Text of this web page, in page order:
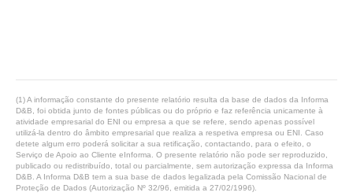
(1) A informação constante do presente relatório resulta da base de dados da Informa
D&B, foi obtida junto de fontes públicas ou do próprio e faz referência unicamente à
atividade empresarial do ENI ou empresa a que se refere, sendo apenas possível
utilizá-la dentro do âmbito empresarial que realiza a respetiva empresa ou ENI. Caso
detete algum erro poderá solicitar a sua retificação, contactando, para o efeito, o
Serviço de Apoio ao Cliente eInforma. O presente relatório não pode ser reproduzido,
publicado ou redistribuído, total ou parcialmente, sem autorização expressa da Informa
D&B. A Informa D&B tem a sua base de dados legalizada pela Comissão Nacional de
Proteção de Dados (Autorização Nº 32/96, emitida a 27/02/1996).